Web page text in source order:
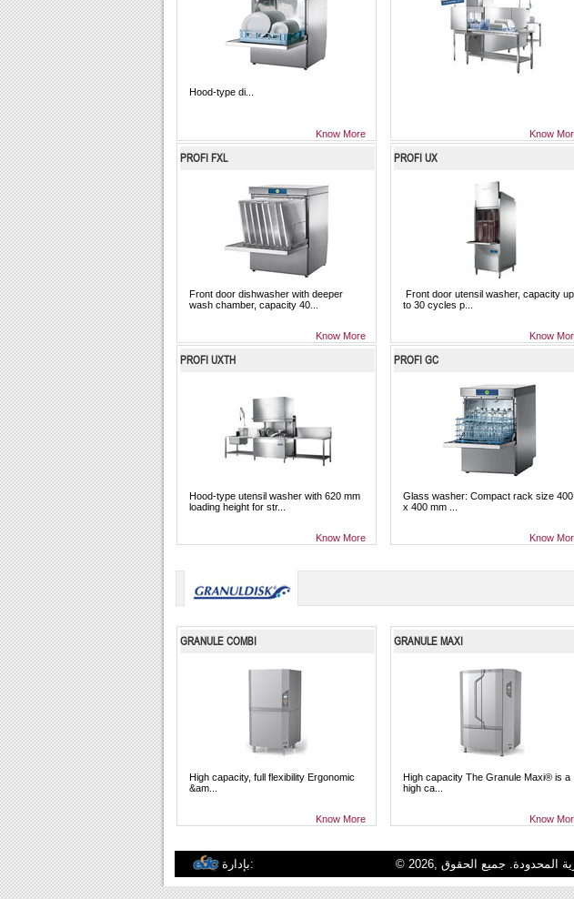
Hood-type di...
Know More Know
PROFI FXL
Front door dishwasher with deeper
wash chamber, capacity 40...
Know More
PROFI UX
Front door utensil washer, capacity up
to 30 cycles p...
Know
PROFI UXTH
Hood-type utensil washer with 620 mm
loading height for str...
Know More
PROFI GC
Glass washer: Compact rack size 400
x 400 mm ...
Know
GRANULE COMBI
High capacity, full flexibility Ergonomic
&am...
Know More
GRANULE MAXI
High capacity The Granule Maxi® is a
high ca...
Know
© 2026, جميع الحقوق محفوظة لشركة فالكون التقنية والتجارية المحدودة. جميع الحقوق
بإدارة: